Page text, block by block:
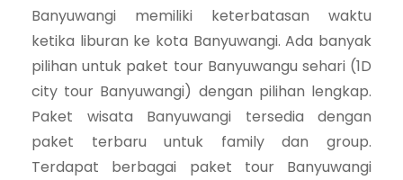
Banyuwangi memiliki keterbatasan waktu
ketika liburan ke kota Banyuwangi. Ada banyak
pilihan untuk paket tour Banyuwangu sehari (1D
city tour Banyuwangi) dengan pilihan lengkap.
Paket wisata Banyuwangi tersedia dengan
paket terbaru untuk family dan group.
Terdapat berbagai paket tour Banyuwangi